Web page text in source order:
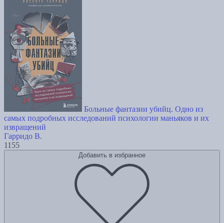
Больные фантазии убийц. Одно из
самых подробных исследований психологии маньяков и их
извращений
Гарридо В.
1155
Добавить в избранное